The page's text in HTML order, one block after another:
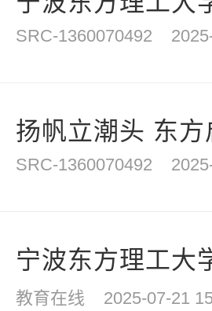
SRC-1360070492
扬帆立潮头 东
SRC-1360070492
宁波东方理工大
教育在线 2025-07-21